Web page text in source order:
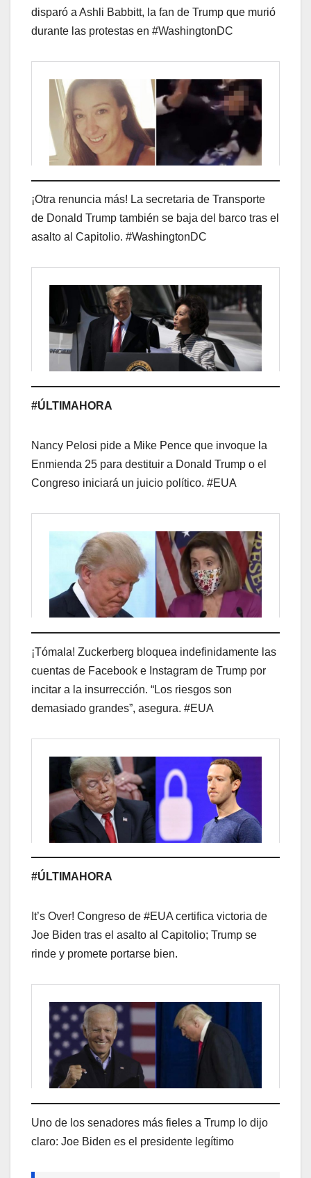
disparó a Ashli Babbitt, la fan de Trump que murió
durante las protestas en #WashingtonDC
¡Otra renuncia más! La secretaria de Transporte
de Donald Trump también se baja del barco tras el
asalto al Capitolio. #WashingtonDC
#ÚLTIMAHORA
Nancy Pelosi pide a Mike Pence que invoque la
Enmienda 25 para destituir a Donald Trump o el
Congreso iniciará un juicio político. #EUA
¡Tómala! Zuckerberg bloquea indefinidamente las
cuentas de Facebook e Instagram de Trump por
incitar a la insurrección. “Los riesgos son
demasiado grandes”, asegura. #EUA
#ÚLTIMAHORA
It’s Over! Congreso de #EUA certifica victoria de
Joe Biden tras el asalto al Capitolio; Trump se
rinde y promete portarse bien.
Uno de los senadores más fieles a Trump lo dijo
claro: Joe Biden es el presidente legítimo